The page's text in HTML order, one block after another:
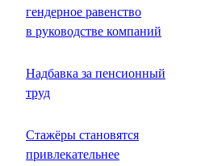
гендерное равенство
в руководстве компаний
Надбавка за пенсионный
труд
Стажёры становятся
привлекательнее